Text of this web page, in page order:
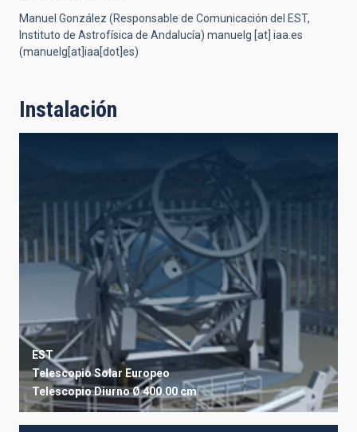
Manuel González (Responsable de Comunicación del EST,
Instituto de Astrofísica de Andalucía) manuelg [at] iaa.es
(manuelg[at]iaa[dot]es)
Instalación
EST
Telescopio Solar Europeo
TelescopioDiurnoØ 400.00 cm